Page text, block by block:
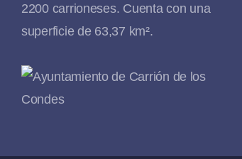
2200 carrioneses. Cuenta con una
superficie de 63,37 km².